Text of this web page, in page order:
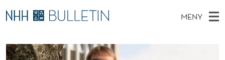
M
O
H
MENY
O
Ø
K Stipendiater og nye forskerprofiler